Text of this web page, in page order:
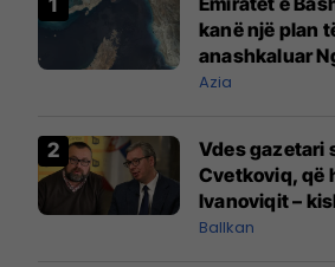
kanë një plan
anashkaluar
Hormuzit
Azia
Vdes gazetari
Cvetkoviq, që
Ivanoviqit –
kërcënime
Ballkan